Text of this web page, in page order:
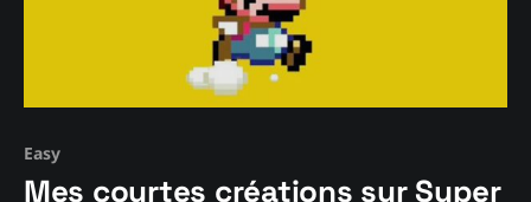
Easy
Mes courtes créations sur Super